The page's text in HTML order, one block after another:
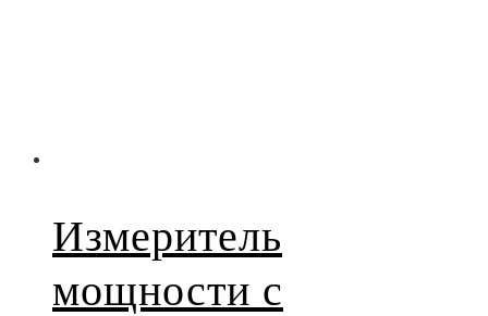
Измеритель
мощности с